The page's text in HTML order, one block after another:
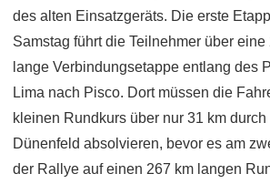
des alten Einsatzgeräts. Die erste
Samstag führt die Teilnehmer über eine
lange Verbindungsetappe entlang des
Lima nach Pisco. Dort müssen die
kleinen Rundkurs über nur 31 km durch
Dünenfeld absolvieren, bevor es am
der Rallye auf einen 267 km langen